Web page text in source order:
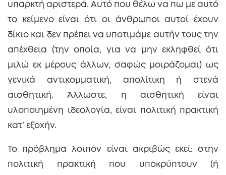
υπαρκτή αριστερά. Αυτό που θέλω να πω με αυτό
το κείμενο είναι ότι οι άνθρωποι αυτοί έχουν
δίκιο και δεν πρέπει να υποτιμάμε αυτήν τους την
απέχθεια (την οποία, για να μην εκληφθεί ότι
μιλώ εκ μέρους άλλων, σαφώς μοιράζομαι) ως
γενικά αντικομματική, απολίτικη ή στενά
αισθητική. Άλλωστε, η αισθητική είναι
υλοποιημένη ιδεολογία, είναι πολιτική πρακτική
κατ’ εξοχήν.
Το πρόβλημα λοιπόν είναι ακριβώς εκεί: στην
πολιτική πρακτική που υποκρύπτουν (ή